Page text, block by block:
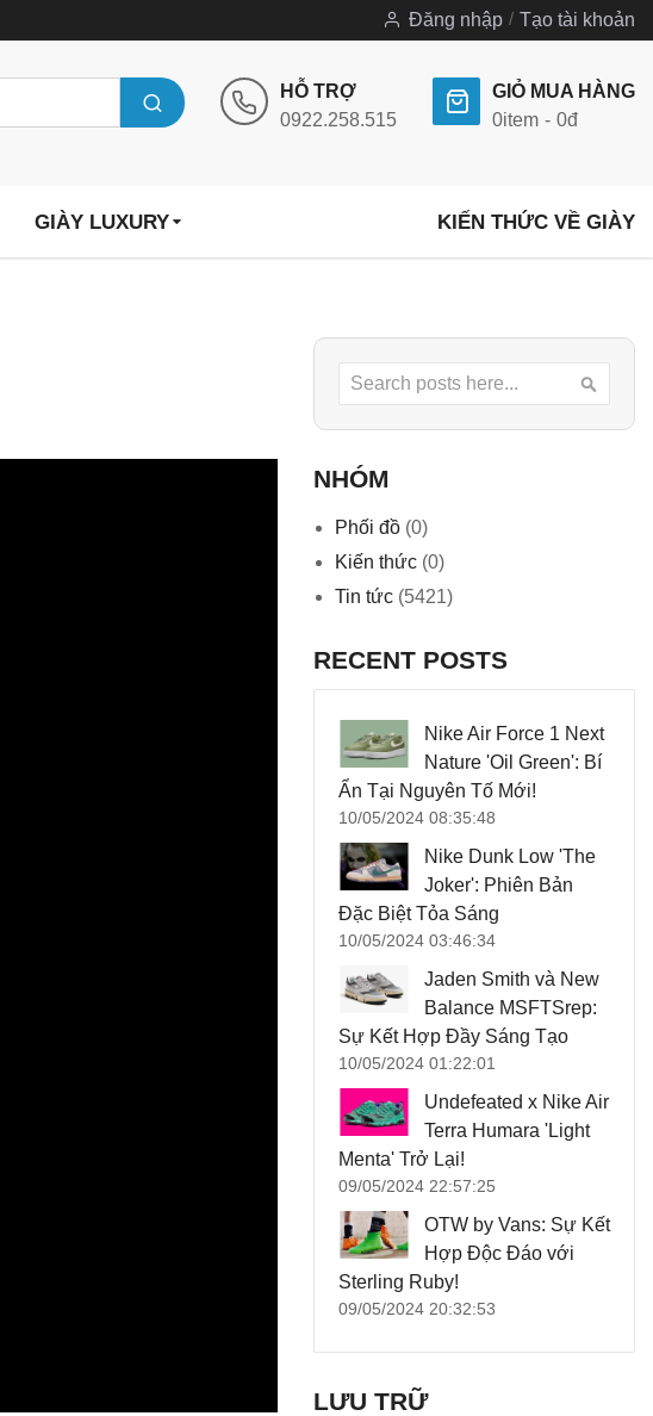
Đăng nhập Tạo tài khoản
HỖ TRỢ
0922.258.515
GIỎ MUA HÀNG
0item 0đ
GIÀY LUXURY KIẾN THỨC VỀ GIÀY
Search
NHÓM
Phối đồ (0)
Kiến thức (0)
Tin tức (5421)
RECENT POSTS
Nike Air Force 1 Next
Nature 'Oil Green': Bí
Ẩn Tại Nguyên Tố Mới!
10/05/2024 08:35:48
Nike Dunk Low 'The
Joker': Phiên Bản
Đặc Biệt Tỏa Sáng
10/05/2024 03:46:34
Jaden Smith và New
Balance MSFTSrep:
Sự Kết Hợp Đầy Sáng Tạo
10/05/2024 01:22:01
Undefeated x Nike Air
Terra Humara 'Light
Menta' Trở Lại!
09/05/2024 22:57:25
OTW by Vans: Sự Kết
Hợp Độc Đáo với
Sterling Ruby!
09/05/2024 20:32:53
LƯU TRỮ